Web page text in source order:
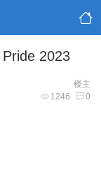
2023
楼主
1246 0